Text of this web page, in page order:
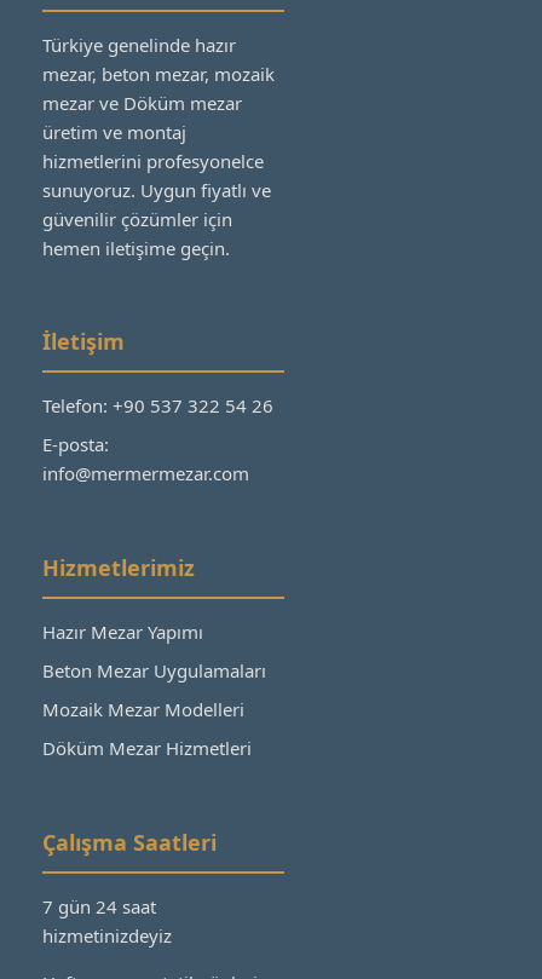
Türkiye genelinde hazır
mezar, beton mezar, mozaik
mezar ve Döküm mezar
üretim ve montaj
hizmetlerini profesyonelce
sunuyoruz. Uygun fiyatlı ve
güvenilir çözümler için
hemen iletişime geçin.
İletişim
Telefon: +90 537 322 54 26
E-posta:
info@mermermezar.com
Hizmetlerimiz
Hazır Mezar Yapımı
Beton Mezar Uygulamaları
Mozaik Mezar Modelleri
Döküm Mezar Hizmetleri
Çalışma Saatleri
7 gün 24 saat
hizmetinizdeyiz